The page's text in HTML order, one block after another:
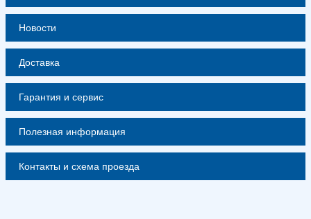
Новости
Доставка
Гарантия и сервис
Полезная информация
Контакты и схема проезда